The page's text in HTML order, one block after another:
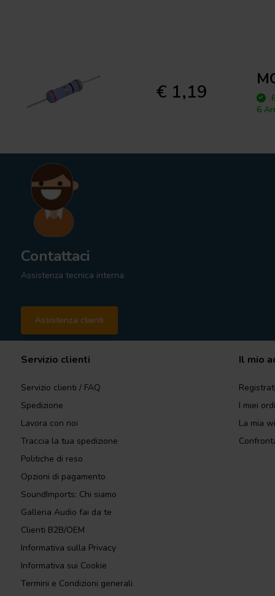
€ 1,19
6
Contattaci
Assistenza tecnica interna
Assistenza clienti
Servizio clienti
Servizio clienti / FAQ
Spedizione
Lavora con noi
Traccia la tua spedizione
Politiche di reso
Opzioni di pagamento
SoundImports: Chi siamo
Galleria Audio fai da te
Clienti B2B/OEM
Informativa sulla Privacy
Informativa sui Cookie
Termini e Condizioni generali
Il mio
Registrati
I miei
La mia